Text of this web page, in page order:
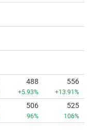
488
+5.93%
556
+13.91%
506
96%
525
106%